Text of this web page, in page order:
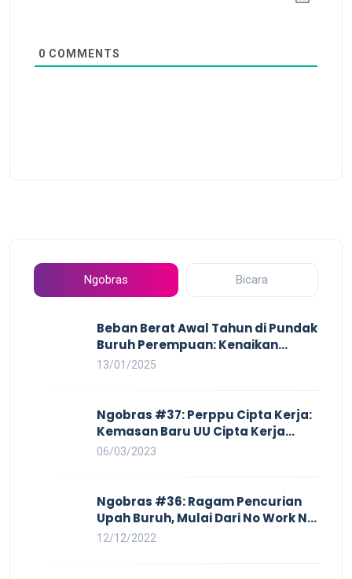
0 COMMENTS
Ngobras Bicara
Beban Berat Awal Tahun di Pundak
Buruh Perempuan: Kenaikan
Harga yang Mencekik, Ancaman
13/01/2025
Ngobras #37: Perppu Cipta Kerja:
Kemasan Baru UU Cipta Kerja
yang Semakin Merugikan Buruh
06/03/2023
Ngobras #36: Ragam Pencurian
Upah Buruh, Mulai Dari No Work No
Pay Hingga Skorsing
12/12/2022